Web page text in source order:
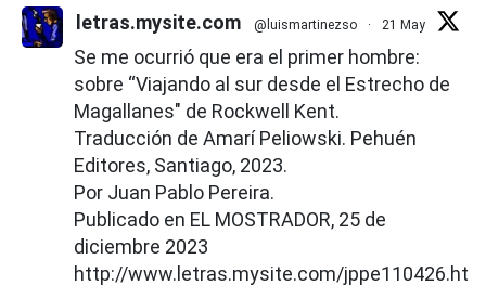
letras.mysite.com @luismartinezso · 21 May
Se me ocurrió que era el primer hombre:
sobre “Viajando al sur desde el Estrecho de
Magallanes" de Rockwell Kent.
Traducción de Amarí Peliowski. Pehuén
Editores, Santiago, 2023.
Por Juan Pablo Pereira.
Publicado en EL MOSTRADOR, 25 de
diciembre 2023
http://www.letras.mysite.com/